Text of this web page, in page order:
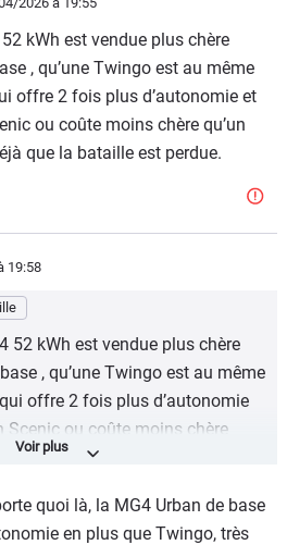
est devenue rien de plus qu'une
esprits simples rigoureusement
kWh est vendue plus chère
, qu’une Twingo est au même
offre 2 fois plus d’autonomie et
ou coûte moins chère qu’un
que la bataille est perdue.
19:58
52 kWh est vendue plus chère
, qu’une Twingo est au même
offre 2 fois plus d’autonomie
Scenic ou coûte moins chère
sait déjà que la bataille est
quoi là, la MG4 Urban de base
en plus que Twingo, très